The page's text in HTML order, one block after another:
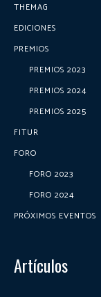
THEMAG
EDICIONES
PREMIOS
PREMIOS 2023
PREMIOS 2024
PREMIOS 2025
FITUR
FORO
FORO 2023
FORO 2024
PRÓXIMOS EVENTOS
Artículos